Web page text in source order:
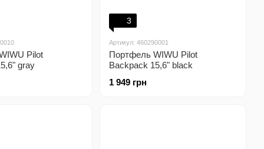
Pilot
gray
3
Артикул: 460290001
Портфель WIWU Pilot
Backpack 15,6" black
1 949 грн